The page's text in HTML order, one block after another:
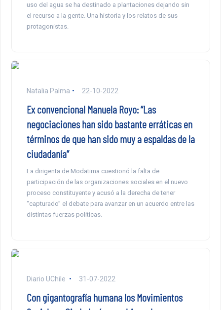
uso del agua se ha destinado a plantaciones dejando sin
el recurso a la gente. Una historia y los relatos de sus
protagonistas.
Natalia Palma 22-10-2022
Ex convencional Manuela Royo: “Las
negociaciones han sido bastante erráticas en
términos de que han sido muy a espaldas de la
ciudadanía”
La dirigenta de Modatima cuestionó la falta de
participación de las organizaciones sociales en el nuevo
proceso constituyente y acusó a la derecha de tener
“capturado” el debate para avanzar en un acuerdo entre las
distintas fuerzas políticas.
Diario UChile 31-07-2022
Con gigantografía humana los Movimientos